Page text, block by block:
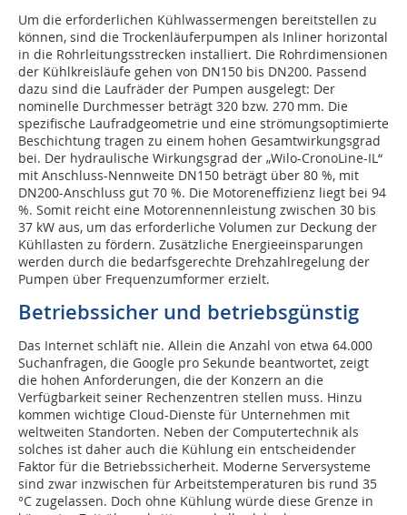
Um die erforderlichen Kühlwassermengen bereitstellen zu
können, sind die Trockenläuferpumpen als Inliner horizontal
in die Rohrleitungsstrecken installiert. Die Rohrdimensionen
der Kühlkreisläufe gehen von DN150 bis DN200. Passend
dazu sind die Laufräder der Pumpen ausgelegt: Der
nominelle Durchmesser beträgt 320 bzw. 270 mm. Die
spezifische Laufradgeometrie und eine strömungsoptimierte
Beschichtung tragen zu einem hohen Gesamtwirkungsgrad
bei. Der hydraulische Wirkungsgrad der „Wilo-CronoLine-IL“
mit Anschluss-Nennweite DN150 beträgt über 80 %, mit
DN200-Anschluss gut 70 %. Die Motoreneffizienz liegt bei 94
%. Somit reicht eine Motorennennleistung zwischen 30 bis
37 kW aus, um das erforderliche Volumen zur Deckung der
Kühllasten zu fördern. Zusätzliche Energieeinsparungen
werden durch die bedarfsgerechte Drehzahlregelung der
Pumpen über Frequenzumformer erzielt.
Betriebssicher und betriebsgünstig
Das Internet schläft nie. Allein die Anzahl von etwa 64.000
Suchanfragen, die Google pro Sekunde beantwortet, zeigt
die hohen Anforderungen, die der Konzern an die
Verfügbarkeit seiner Rechenzentren stellen muss. Hinzu
kommen wichtige Cloud-Dienste für Unternehmen mit
weltweiten Standorten. Neben der Computertechnik als
solches ist daher auch die Kühlung ein entscheidender
Faktor für die Betriebssicherheit. Moderne Serversysteme
sind zwar inzwischen für Arbeitstemperaturen bis rund 35
°C zugelassen. Doch ohne Kühlung würde diese Grenze in